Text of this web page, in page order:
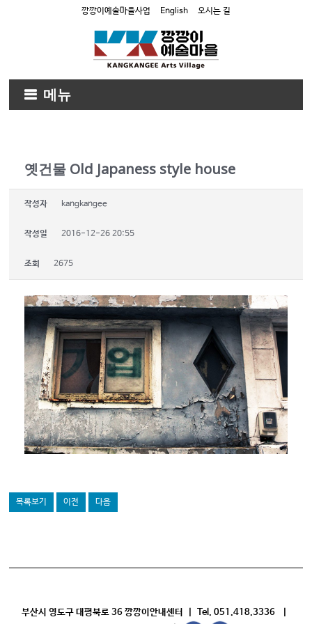
깡깡이예술마을사업 English 오시는 길
메뉴
옛건물 Old Japaness style house
작성자 kangkangee
작성일 2016-12-26 20:55
조회 2675
목록보기 이전 다음
부산시 영도구 대평북로 36 깡깡이안내센터 | Tel. 051.418.3336 |